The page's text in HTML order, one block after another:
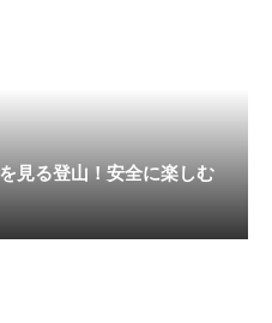
見る登山！安全に楽しむ